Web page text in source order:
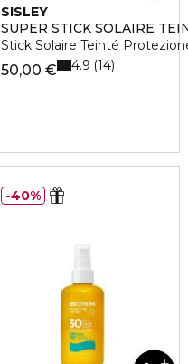
SISLEY
SUPER STICK SOLAIRE
Stick Solaire Teinté
50,00 € 4.9 14
40%